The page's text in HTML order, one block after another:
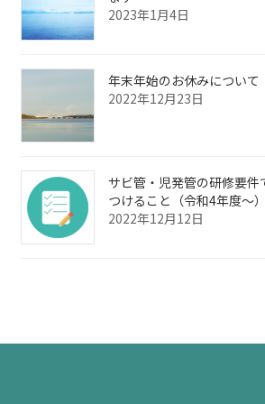
2023年1月4日
年末年始のお休みについて
2022年12月23日
サビ管・児発管の研修要件
つけること（令和4年度～）
2022年12月12日